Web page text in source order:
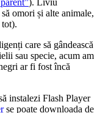
omori și alte animale,
care să gândească
sau specie, acum am
ar fi fost încă
instalezi Flash Player
se poate downloada de